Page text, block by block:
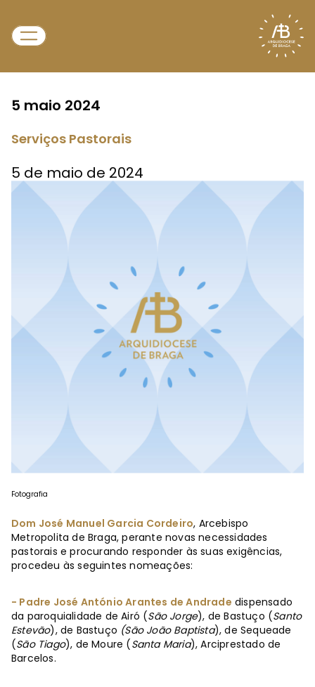
5 maio 2024
Serviços Pastorais
5 de maio de 2024
Fotografia
Dom José Manuel Garcia Cordeiro, Arcebispo
Metropolita de Braga, perante novas necessidades
pastorais e procurando responder às suas exigências,
procedeu às seguintes nomeações:
- Padre José António Arantes de Andrade dispensado
da paroquialidade de Airó (São Jorge), de Bastuço (Santo
Estevão), de Bastuço (São João Baptista), de Sequeade
(São Tiago), de Moure (Santa Maria), Arciprestado de
Barcelos.